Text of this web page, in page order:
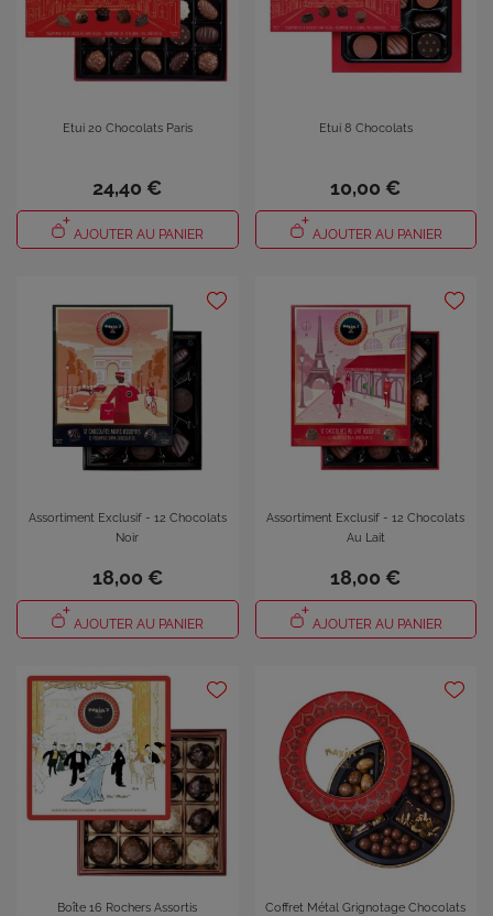
Etui 20 Chocolats Paris
24,40 €
AJOUTER AU PANIER
Etui 8 Chocolats
10,00 €
AJOUTER AU PANIER
Assortiment Exclusif - 12 Chocolats
Noir
18,00 €
AJOUTER AU PANIER
Assortiment Exclusif - 12 Chocolats
Au Lait
18,00 €
AJOUTER AU PANIER
Boîte 16 Rochers Assortis Coffret Métal Grignotage Chocolats